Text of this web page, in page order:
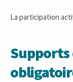
La participation
Supports